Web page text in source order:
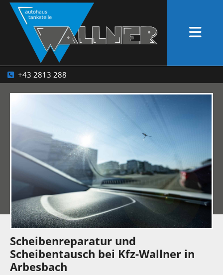
 +43 2813 288
Scheibenreparatur und
Scheibentausch bei Kfz-Wallner in
Arbesbach